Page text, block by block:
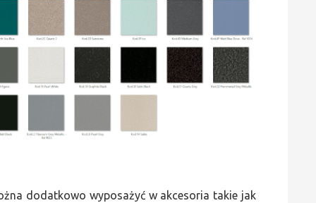
dodatkowo wyposażyć w akcesoria takie jak